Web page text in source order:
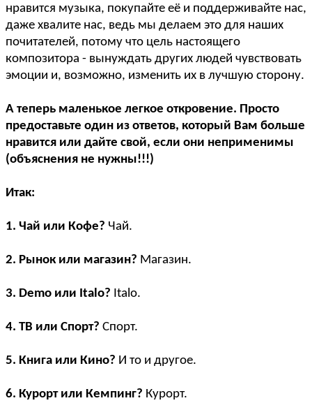
нравится музыка, покупайте её и поддерживайте нас,
даже хвалите нас, ведь мы делаем это для наших
почитателей, потому что цель настоящего
композитора - вынуждать других людей чувствовать
эмоции и, возможно, изменить их в лучшую сторону.
А теперь маленькое легкое откровение. Просто
предоставьте один из ответов, который Вам больше
нравится или дайте свой, если они неприменимы
(объяснения не нужны!!!)
Итак:
1. Чай или Кофе? Чай.
2. Рынок или магазин? Магазин.
3. Demo или Italo? Italo.
4. ТВ или Спорт? Спорт.
5. Книга или Кино? И то и другое.
6. Курорт или Кемпинг? Курорт.